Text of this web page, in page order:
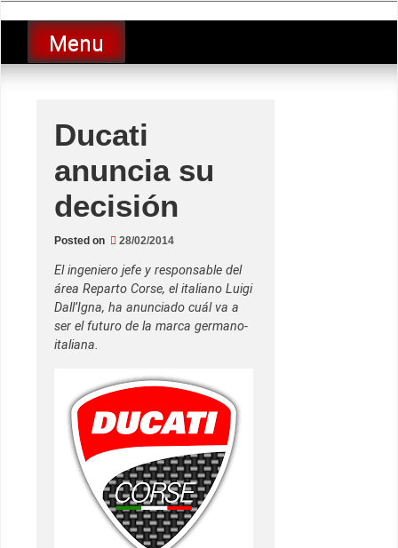
to
contentLucio Lopez GP
luciolopezgp
Menu
Ducati
anuncia su
decisión
Posted on 28/02/2014
El ingeniero jefe y responsable del
área Reparto Corse, el italiano Luigi
Dall’Igna, ha anunciado cuál va a
ser el futuro de la marca germano-
italiana.